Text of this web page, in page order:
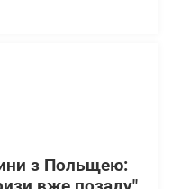
з Польщею: